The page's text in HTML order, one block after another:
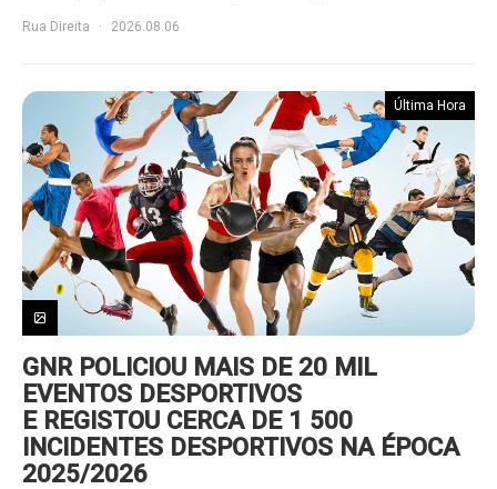
Rua Direita 2026.08.06
Última Hora
GNR POLICIOU MAIS DE 20 MIL
EVENTOS DESPORTIVOS
E REGISTOU CERCA DE 1 500
INCIDENTES DESPORTIVOS NA ÉPOCA
2025/2026